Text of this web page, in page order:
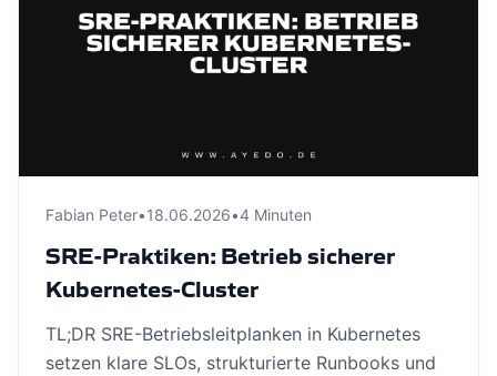
Fabian Peter•18.06.2026•4 Minuten
SRE-Praktiken: Betrieb sicherer
Kubernetes-Cluster
TL;DR SRE-Betriebsleitplanken in Kubernetes
setzen klare SLOs, strukturierte Runbooks und